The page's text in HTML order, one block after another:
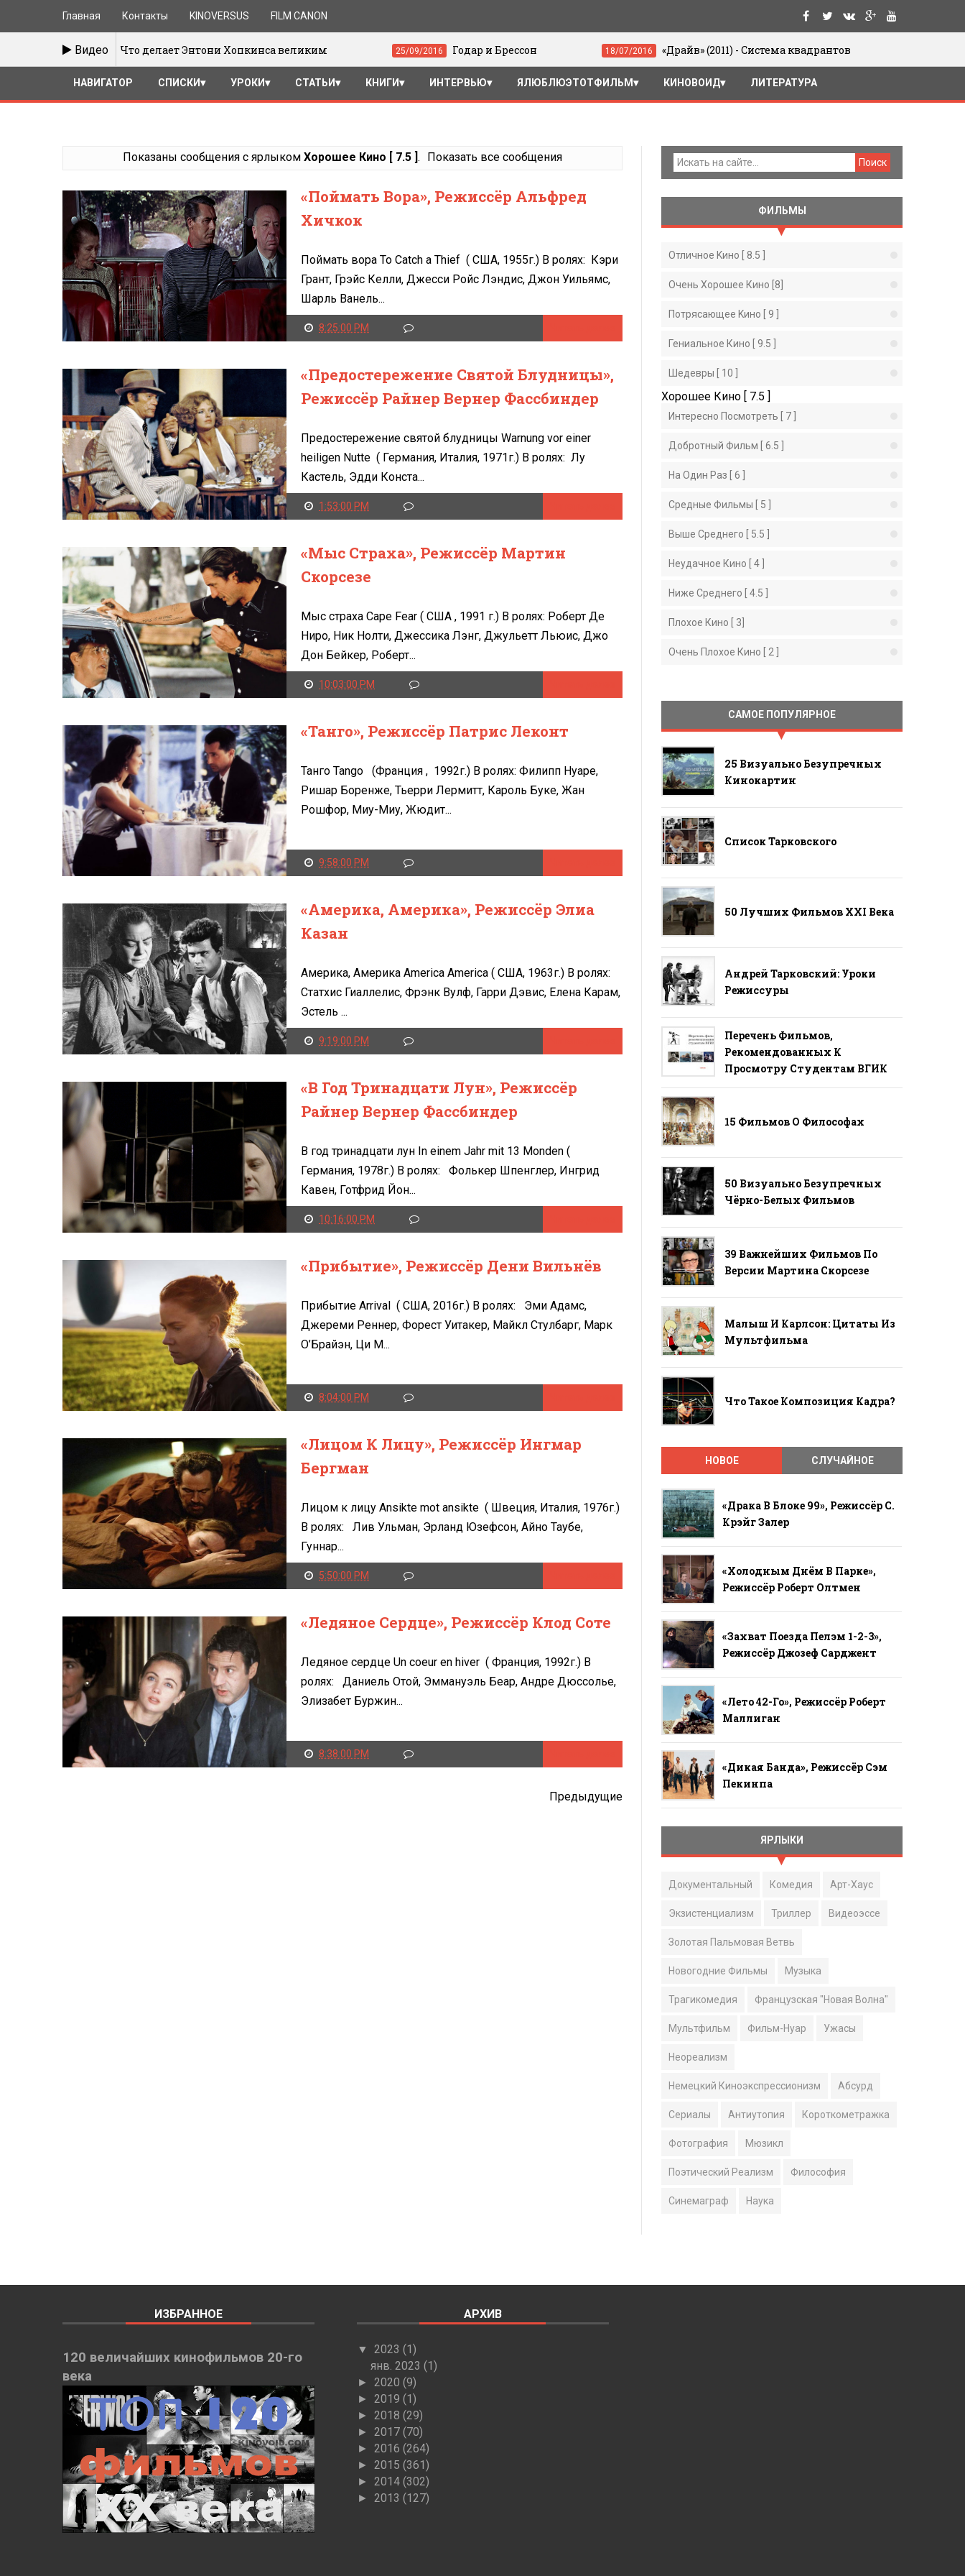
Главная Контакты KINOVERSUS FILM CANON
Видео
Что делает Энтони Хопкинса великим 25/09/2016 Годар и Брессон 18/07/2016 «Драйв» (2011) - Система квадрантов 05/06/2016
НАВИГАТОР СПИСКИ УРОКИ СТАТЬИ КНИГИ ИНТЕРВЬЮ ЯЛЮБЛЮЭТОТФИЛЬМ КИНОВОИД ЛИТЕРАТУРА
Показаны сообщения с ярлыком Хорошее Кино [ 7.5 ] . Показать все сообщения
«Поймать Вора», Режиссёр Альфред
Хичкок
Поймать вора To Catch a Thief ( США, 1955г.) В ролях: Кэри
Грант, Грэйс Келли, Джесси Ройс Лэндис, Джон Уильямс,
Шарль Ванель...
8:25:00 PM
«Предостережение Святой Блудницы»,
Режиссёр Райнер Вернер Фассбиндер
Предостережение святой блудницы Warnung vor einer
heiligen Nutte ( Германия, Италия, 1971г.) В ролях: Лу
Кастель, Эдди Конста...
1:53:00 PM
«Мыс Страха», Режиссёр Мартин
Скорсезе
Мыс страха Cape Fear ( США , 1991 г.) В ролях: Роберт Де
Ниро, Ник Нолти, Джессика Лэнг, Джульетт Льюис, Джо
Дон Бейкер, Роберт...
10:03:00 PM
«Танго», Режиссёр Патрис Леконт
Танго Tango (Франция , 1992г.) В ролях: Филипп Нуаре,
Ришар Боренже, Тьерри Лермитт, Кароль Буке, Жан
Рошфор, Миу-Миу, Жюдит...
9:58:00 PM
«Америка, Америка», Режиссёр Элиа
Казан
Америка, Америка America America ( США, 1963г.) В ролях:
Статхис Гиаллелис, Фрэнк Вулф, Гарри Дэвис, Елена Карам,
Эстель ...
9:19:00 PM
«В Год Тринадцати Лун», Режиссёр
Райнер Вернер Фассбиндер
В год тринадцати лун In einem Jahr mit 13 Monden (
Германия, 1978г.) В ролях: Фолькер Шпенглер, Ингрид
Кавен, Готфрид Йон...
10:16:00 PM
«Прибытие», Режиссёр Дени Вильнёв
Прибытие Arrival ( США, 2016г.) В ролях: Эми Адамс,
Джереми Реннер, Форест Уитакер, Майкл Стулбарг, Марк
О’Брайэн, Ци М...
8:04:00 PM
«Лицом К Лицу», Режиссёр Ингмар
Бергман
Лицом к лицу Ansikte mot ansikte ( Швеция, Италия, 1976г.)
В ролях: Лив Ульман, Эрланд Юзефсон, Айно Таубе,
Гуннар...
5:50:00 PM
«Ледяное Сердце», Режиссёр Клод Соте
Ледяное сердце Un coeur en hiver ( Франция, 1992г.) В
ролях: Даниель Отой, Эммануэль Беар, Андре Дюссолье,
Элизабет Буржин...
8:38:00 PM
Предыдущие
ФИЛЬМЫ
Отличное Kино [ 8.5 ]
Очень Хорошее Кино [8]
Потрясающее Kино [ 9 ]
Гениальное Кино [ 9.5 ]
Шедевры [ 10 ]
Хорошее Кино [ 7.5 ]
Интересно Посмотреть [ 7 ]
Добротный Фильм [ 6.5 ]
На Один Раз [ 6 ]
Средные Фильмы [ 5 ]
Выше Среднего [ 5.5 ]
Неудачное Кино [ 4 ]
Ниже Среднего [ 4.5 ]
Плохое Кино [ 3]
Очень Плохое Кино [ 2 ]
САМОЕ ПОПУЛЯРНОЕ
25 Визуально Безупречных
Кинокартин
Список Тарковского
50 Лучших Фильмов ХХI Века
Андрей Тарковский: Уроки
Режиссуры
Перечень Фильмов,
Рекомендованных К
Просмотру Студентам ВГИК
15 Фильмов О Философах
50 Визуально Безупречных
Чёрно-Белых Фильмов
39 Важнейших Фильмов По
Версии Мартина Скорсезе
Малыш И Карлсон: Цитаты Из
Мультфильма
Что Такое Композиция Кадра?
НОВОЕ СЛУЧАЙНОЕ
«Драка В Блоке 99», Режиссёр С.
Крэйг Залер
«Холодным Днём В Парке»,
Режиссёр Роберт Олтмен
«Захват Поезда Пелэм 1-2-3»,
Режиссёр Джозеф Сарджент
«Лето 42-Го», Режиссёр Роберт
Маллиган
«Дикая Банда», Режиссёр Сэм
Пекинпа
ЯРЛЫКИ
Документальный Комедия Арт-Хаус
Экзистенциализм Триллер Видеоэссе
Золотая Пальмовая Ветвь
Новогодние Фильмы Музыка
Трагикомедия Французская "Новая Волна"
Мультфильм Фильм-Нуар Ужасы
Неореализм
Немецкий Киноэкспрессионизм Абсурд
Сериалы Антиутопия Короткометражка
Фотография Мюзикл
Поэтический Реализм Философия
Синемаграф Наука
ИЗБРАННОЕ
120 величайших кинофильмов 20-го
века
АРХИВ
▼ 2023 (1)
янв. 2023 (1)
► 2020 (9)
► 2019 (1)
► 2018 (29)
► 2017 (70)
► 2016 (264)
► 2015 (361)
► 2014 (302)
► 2013 (127)